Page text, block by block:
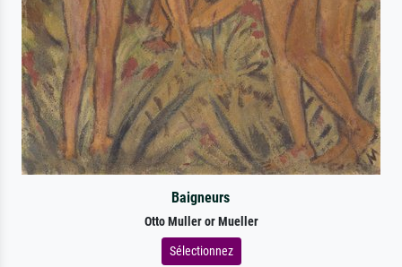
Baigneurs
Otto Muller or Mueller
Sélectionnez